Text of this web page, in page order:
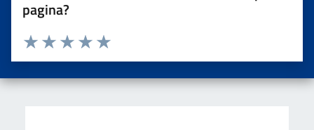
pagina?
Valuta da 1 a 5 stelle la pagina
Valuta 5 stelle su 5
Valuta 4 stelle su 5
Valuta 3 stelle su 5
Valuta 2 stelle su 5
Valuta una stella su 5